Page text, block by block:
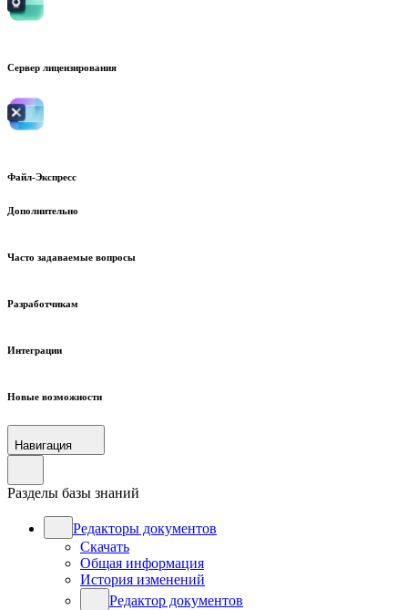
Сервер лицензирования
Файл-Экспресс
Дополнительно
Часто задаваемые вопросы
Разработчикам
Интеграции
Новые возможности
Навигация
Разделы базы знаний
Редакторы документов
Скачать
Общая информация
История изменений
Редактор документов